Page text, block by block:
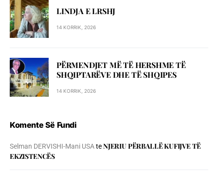
LINDJA E LRSHJ
14 KORRIK, 2026
PËRMENDJET MË TË HERSHME TË
SHQIPTARËVE DHE TË SHQIPES
14 KORRIK, 2026
Komente Së Fundi
Selman DERVISHI-Mani USAteNJERIU PЁRBALLЁ KUFIJVE TЁ
EKZISTENCЁS